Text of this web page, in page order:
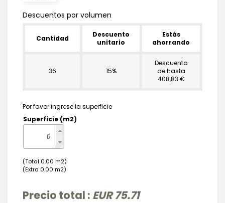
Descuentos por volumen
Cantidad
Descuento
unitario
Estás
ahorrando
36 15%
Descuento
de hasta
408,83 €
Por favor ingrese la superficie
Superficie (m2)
(Total 0.00 m2)
(Extra 0.00 m2)
Precio total : EUR 75.71